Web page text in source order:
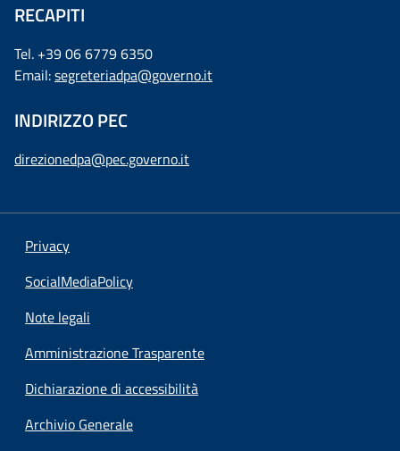
RECAPITI
Tel. +39 06 6779 6350
Email:segreteriadpa@governo.it
INDIRIZZO PEC
direzionedpa@pec.governo.it
Privacy
SocialMediaPolicy
Note legali
Amministrazione Trasparente
Dichiarazione di accessibilità
Archivio Generale